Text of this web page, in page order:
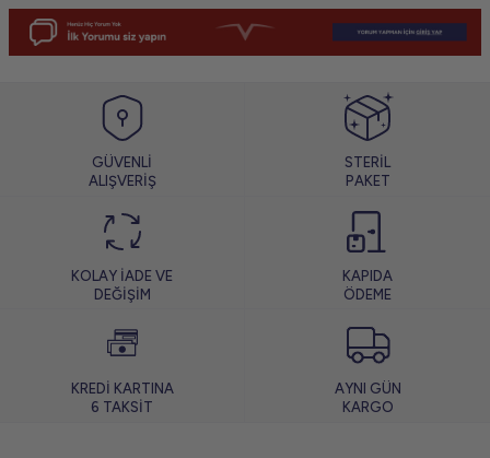
GÜVENLİ
ALIŞVERİŞ
STERİL
PAKET
KOLAY İADE VE
DEĞİŞİM
KAPIDA
ÖDEME
KREDİ KARTINA
6 TAKSİT
AYNI GÜN
KARGO